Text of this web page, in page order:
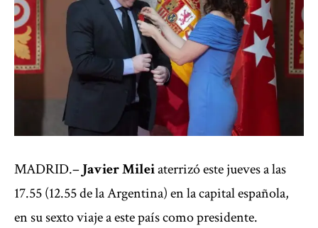
MADRID.–Javier Mileiaterrizó este jueves a las
17.55 (12.55 de la Argentina) en la capital española,
en su sexto viaje a este país como presidente.